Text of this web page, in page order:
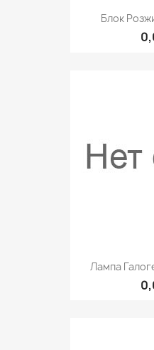
Блок
Лампа